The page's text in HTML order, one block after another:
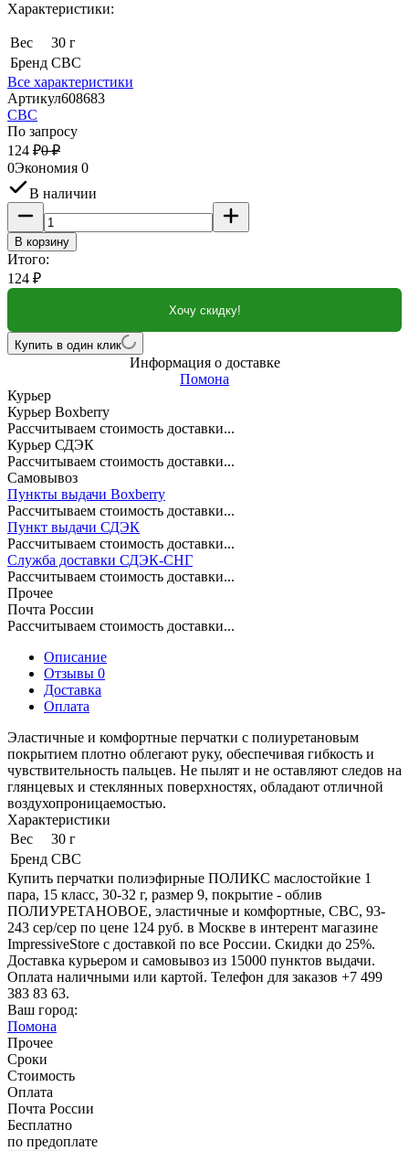
Характеристики:
Вес
30 г
Бренд СВС
Все характеристики
Артикул608683
СВС
По запросу
124 ₽0 ₽
0Экономия 0
В наличии
В корзину
Итого:
124 ₽
Хочу скидку!
Купить в один клик
Информация о доставке
Помона
Курьер
Курьер Boxberry
Рассчитываем стоимость доставки...
Курьер СДЭК
Рассчитываем стоимость доставки...
Самовывоз
Пункты выдачи Boxberry
Рассчитываем стоимость доставки...
Пункт выдачи СДЭК
Рассчитываем стоимость доставки...
Служба доставки СДЭК-СНГ
Рассчитываем стоимость доставки...
Прочее
Почта России
Рассчитываем стоимость доставки...
Описание
Отзывы 0
Доставка
Оплата
Эластичные и комфортные перчатки с полиуретановым
покрытием плотно облегают руку, обеспечивая гибкость и
чувствительность пальцев. Не пылят и не оставляют следов на
глянцевых и стеклянных поверхностях, обладают отличной
воздухопроницаемостью.
Характеристики
Вес
30 г
Бренд СВС
Купить перчатки полиэфирные ПОЛИКС маслостойкие 1
пара, 15 класс, 30-32 г, размер 9, покрытие - облив
ПОЛИУРЕТАНОВОЕ, эластичные и комфортные, СВС, 93-
243 сер/сер по цене 124 руб. в Москве в интерент магазине
ImpressiveStore с доставкой по все России. Скидки до 25%.
Доставка курьером и самовывоз из 15000 пунктов выдачи.
Оплата наличными или картой. Телефон для заказов +7 499
383 83 63.
Ваш город:
Помона
Прочее
Сроки
Стоимость
Оплата
Почта России
Бесплатно
по предоплате